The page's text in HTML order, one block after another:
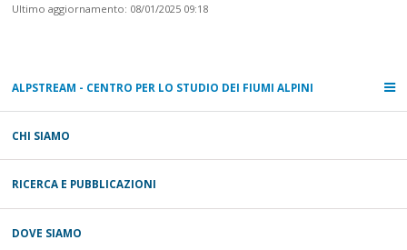
Ultimo aggiornamento: 08/01/2025 09:18
ALPSTREAM - CENTRO PER LO STUDIO DEI FIUMI ALPINI
CHI SIAMO
RICERCA E PUBBLICAZIONI
DOVE SIAMO